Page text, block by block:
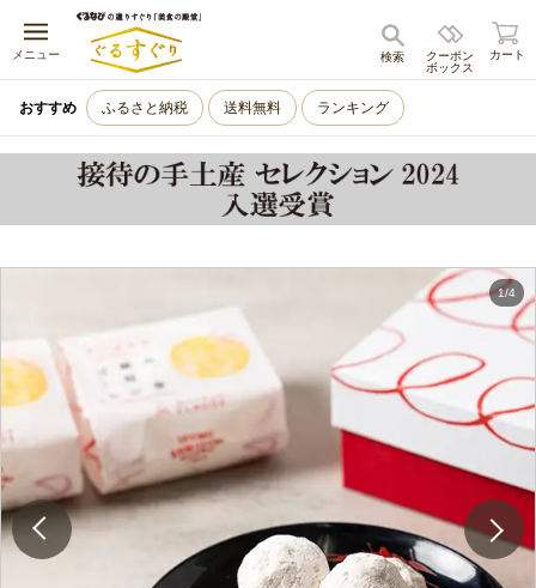
メニュー
キャンセル
クーポン
ボックス
検索 カート
おすすめ ふるさと納税 送料無料 ランキング
1/4